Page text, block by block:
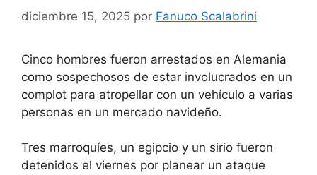
diciembre 15, 2025 por Fanuco Scalabrini
Cinco hombres fueron arrestados en Alemania
como sospechosos de estar involucrados en un
complot para atropellar con un vehículo a varias
personas en un mercado navideño.
Tres marroquíes, un egipcio y un sirio fueron
detenidos el viernes por planear un ataque